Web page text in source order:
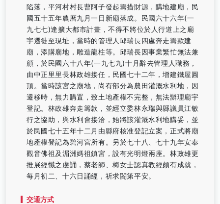
陷落，平河村村長曹阿子發起籌措財源，購地建廟，民
國五十五年農曆九月一日新廟落成。民國六十六年(一
九七七)逢擴大都市計畫，不得不將位於人行道上之廟
宇遷徙至現址，當時的管理人邱瑞長四處奔走籌款建
廟，添購廟地，雕造龍柱等。邱瑞長因事業繁忙無法兼
顧，於民國六十八年(一九七九)十月辭去管理人職務，
由中正里里長林政雄接任，民國七十二年，增建鐵屋圓
頂。當時該宮之廟地，尚有部分為農田灌溉水利地，因
遷移時，無力購置，致土地產權不完整，無法辦理廟宇
登記。林政雄奔走籌款，並經立委林永瑞與縣議員江敏
行之協助，與水利會接洽，始將該灌溉水利地購妥，並
於民國七十五年十二月由縣府核准登記立案，正式將廟
地產權登記為碧河宮所有。另於七十八、七十九年安奉
觀音佛祖及湄洲媽祖鎮宮，設有光明燈兩座。林政雄更
推展經懺之虔誦，蔡老師、梅女士認真教經頗有成就，
每月初二、十六日誦經，祈求閤第平安。
交通方式